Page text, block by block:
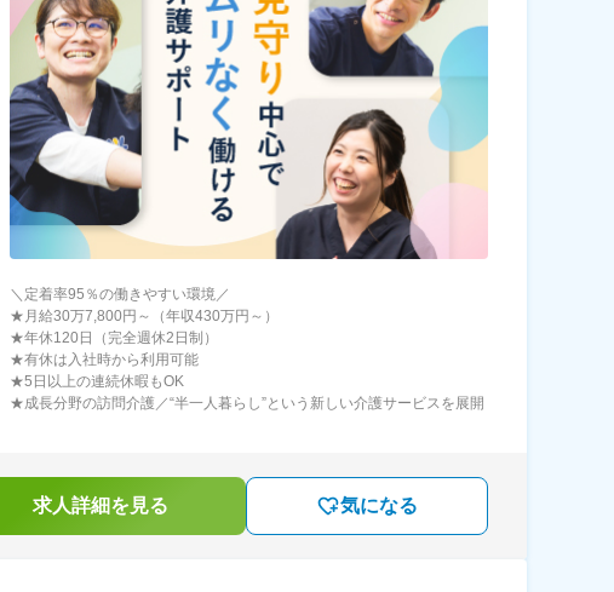
＼定着率95％の働きやすい環境／
★月給30万7,800円～（年収430万円～）
★年休120日（完全週休2日制）
★有休は入社時から利用可能
★5日以上の連続休暇もOK
★成長分野の訪問介護／“半一人暮らし”という新しい介護サービスを展開
求人詳細を見る 気になる